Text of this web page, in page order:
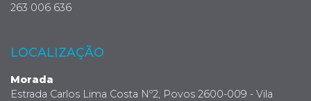
263 006 636
LOCALIZAÇÃO
Morada
Estrada Carlos Lima Costa Nº2, Povos 2600-009 - Vila